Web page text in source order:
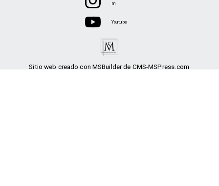
Sitio web creado con MSBuilder de CMS-MSPress.com
m
Youtube